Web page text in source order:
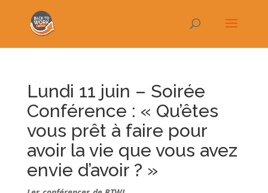
Lundi 11 juin – Soirée
Conférence : « Qu’êtes
vous prêt à faire pour
avoir la vie que vous avez
envie d’avoir ? »